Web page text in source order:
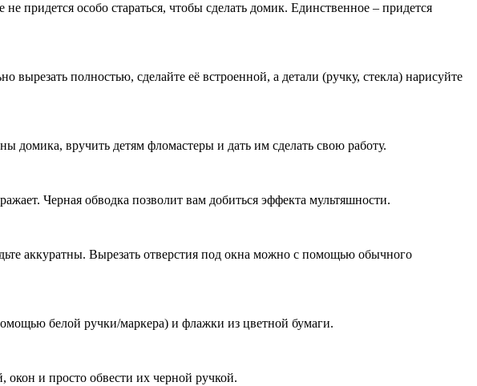
придется особо стараться, чтобы сделать домик. Единственное – придется
полностью, сделайте её встроенной, а детали (ручку, стекла) нарисуйте
домика, вручить детям фломастеры и дать им сделать свою работу.
Черная обводка позволит вам добиться эффекта мультяшности.
аккуратны. Вырезать отверстия под окна можно с помощью обычного
белой ручки/маркера) и флажки из цветной бумаги.
и просто обвести их черной ручкой.